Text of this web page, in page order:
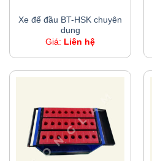
Xe để đầu BT-HSK chuyên
dụng
Giá: Liên hệ